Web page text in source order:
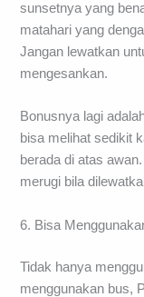
sunsetnya yang
matahari yang
Jangan lewatkan
mengesankan.
Bonusnya lagi
bisa melihat sedikit
berada di atas
merugi bila
6. Bisa
Tidak hanya
menggunakan bus,